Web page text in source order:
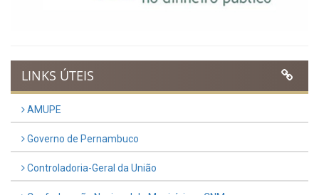
LINKS ÚTEIS
AMUPE
Governo de Pernambuco
Controladoria-Geral da União